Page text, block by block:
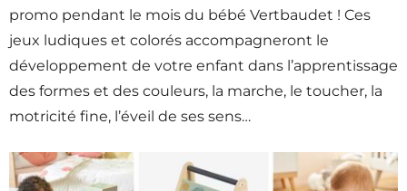
promo pendant le mois du bébé Vertbaudet ! Ces
jeux ludiques et colorés accompagneront le
développement de votre enfant dans l’apprentissage
des formes et des couleurs, la marche, le toucher, la
motricité fine, l’éveil de ses sens…